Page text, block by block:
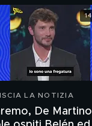
LA NOTIZIA
De Martino